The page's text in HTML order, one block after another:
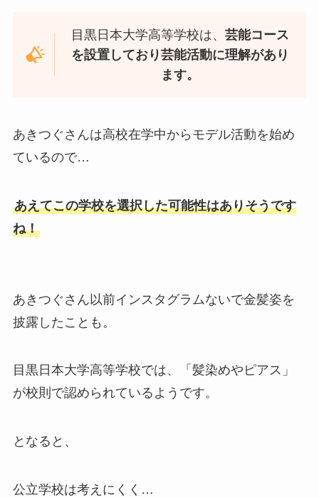
目黒日本大学高等学校は、芸能コース
を設置しており芸能活動に理解があり
ます。
あきつぐさんは高校在学中からモデル活動を始め
ているので…
あえてこの学校を選択した可能性はありそうです
ね！
あきつぐさん以前インスタグラムないで金髪姿を
披露したことも。
目黒日本大学高等学校では、「髪染めやピアス」
が校則で認められているようです。
となると、
公立学校は考えにくく…